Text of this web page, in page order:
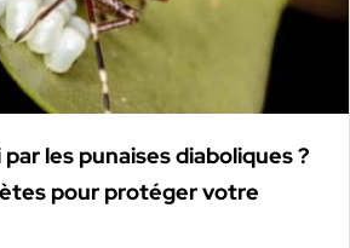
les punaises diaboliques ?
pour protéger votre